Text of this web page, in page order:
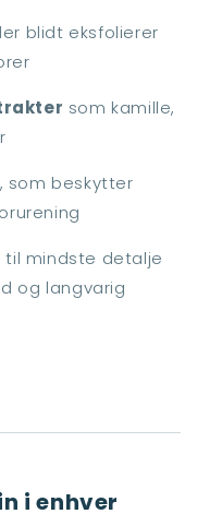
blidt eksfolierer
som kamille,
, som beskytter
mindste detalje
og langvarig
i enhver